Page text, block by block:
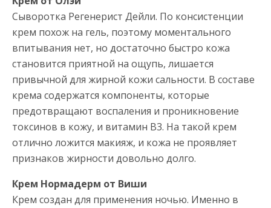
Сыворотка Регенерист Дейли. По консистенции
крем похож на гель, поэтому моментального
впитывания нет, но достаточно быстро кожа
становится приятной на ощупь, лишается
привычной для жирной кожи сальности. В составе
крема содержатся компоненты, которые
предотвращают воспаления и проникновение
токсинов в кожу, и витамин В3. На такой крем
отлично ложится макияж, и кожа не проявляет
признаков жирности довольно долго.
Крем Нормадерм от Виши
Крем создан для применения ночью. Именно в